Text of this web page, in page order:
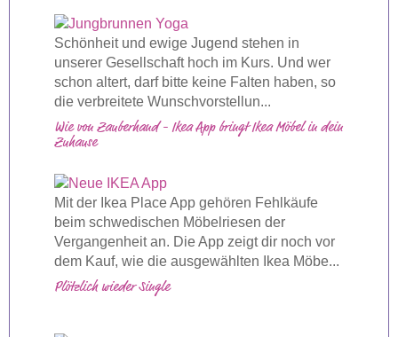
Schönheit und ewige Jugend stehen in
unserer Gesellschaft hoch im Kurs. Und wer
schon altert, darf bitte keine Falten haben, so
die verbreitete Wunschvorstellun...
Wie von Zauberhand - Ikea App bringt Ikea Möbel in dein
Zuhause
Mit der Ikea Place App gehören Fehlkäufe
beim schwedischen Möbelriesen der
Vergangenheit an. Die App zeigt dir noch vor
dem Kauf, wie die ausgewählten Ikea Möbe...
Plötzlich wieder Single